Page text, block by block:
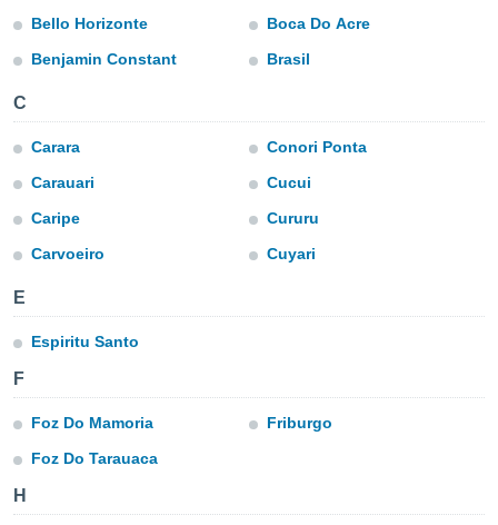
seguir
botón
la
ya sean
nuestros
en
como
perfil
y
en
más
ACEPTAR
CONTINUAR
CONFIGURACIÓN
Bello Horizonte
Benjamin Constant
Boca Do Acre
Brasil
C
Carara
Carauari
Caripe
Carvoeiro
Conori Ponta
Cucui
Cururu
Cuyari
E
Espiritu Santo
F
Foz Do Mamoria
Foz Do Tarauaca
Friburgo
H